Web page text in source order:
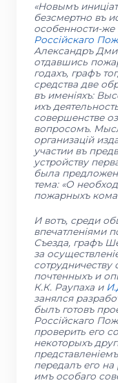
«Новымъ
безсмертно въ
особенности-же
Россiйскаго
Александръ
отдавшись
годахъ, графъ
средства две
въ именiяхъ:
ихъ
совершенстве
вопросомъ.
организацiй
участии въ
устройству
была
тема: «О
пожарныхъ
И вотъ, среди
впечатленiями
Съезда, графъ
за
сотрудничеству
почтенныхъ и
К.К. Раупаха и
занялся
былъ готовъ
Россiйскаго
проверить его
некоторыхъ
передалъ его
имъ особаго